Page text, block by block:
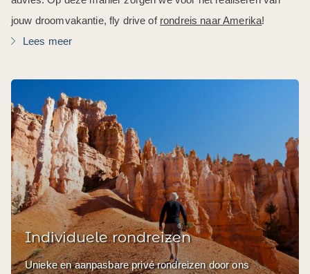
jouw droomvakantie, fly drive of rondreis naar Amerika!
Lees meer
Individuele rondreizen
Unieke en aanpasbare privé rondreizen door ons